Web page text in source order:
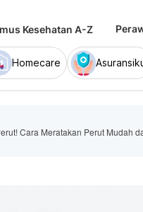
Kesehatan A-Z
Homecare
Cara Meratakan Perut Mudah